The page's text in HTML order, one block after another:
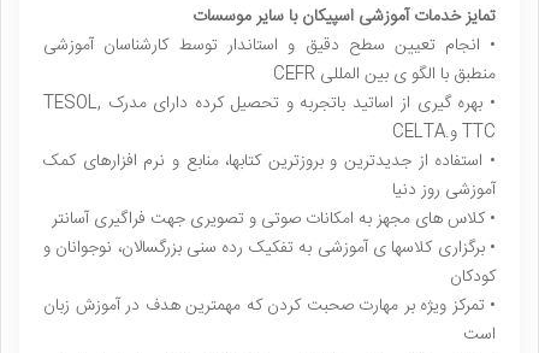
تمایز خدمات آموزشی اسپیکان با سایر موسسات
• انجام تعیین سطح دقیق و استاندار توسط کارشناسان آموزشی
منطبق با الگو ی بین المللی CEFR
• بهره گیری از اساتید باتجربه و تحصیل کرده دارای مدرک TESOL,
TTC و.CELTA
• استفاده از جدیدترین و بروزترین کتابها، منابع و نرم افزارهای کمک
آموزشی روز دنیا
• کلاس های مجهز به امکانات صوتی و تصویری جهت فراگیری آسانتر
• برگزاری کلاسها ی آموزشی به تفکیک رده سنی بزرگسالان، نوجوانان و
کودکان
• تمرکز ویژه بر مهارت صحبت کردن که مهمترین هدف در آموزش زبان
است